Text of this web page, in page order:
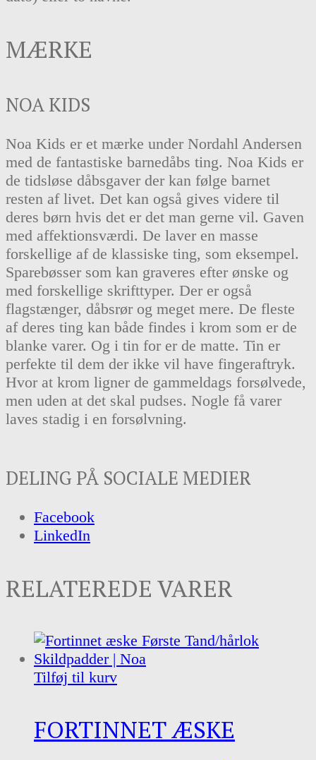
MÆRKE
NOA KIDS
Noa Kids er et mærke under Nordahl Andersen
med de fantastiske barnedåbs ting. Noa Kids er
de tidsløse dåbsgaver der kan følge barnet
resten af livet. Det kan også gives videre til
deres børn hvis det er det man gerne vil. Gaven
med affektionsværdi. De laver en masse
forskellige af de klassiske ting, som eksempel.
Sparebøsser som kan graveres efter ønske og
med forskellige skrifttyper. Der er også
flagstænger, dåbsrør og meget mere. De fleste
af deres ting kan både findes i krom som er de
blanke varer. Og i tin for er de matte. Tin er
perfekte til dem der ikke vil have fingeraftryk.
Hvor at krom ligner de gammeldags forsølvede,
men uden at det skal pudses. Nogle få varer
laves stadig i en forsølvning.
DELING PÅ SOCIALE MEDIER
Facebook
LinkedIn
RELATEREDE VARER
Tilføj til kurv
FORTINNET ÆSKE